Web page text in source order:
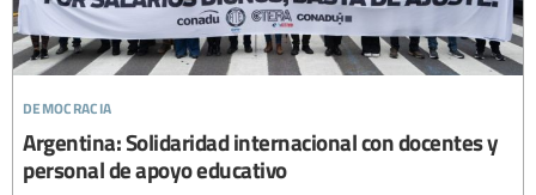
democracia
Argentina: Solidaridad internacional con docentes y
personal de apoyo educativo